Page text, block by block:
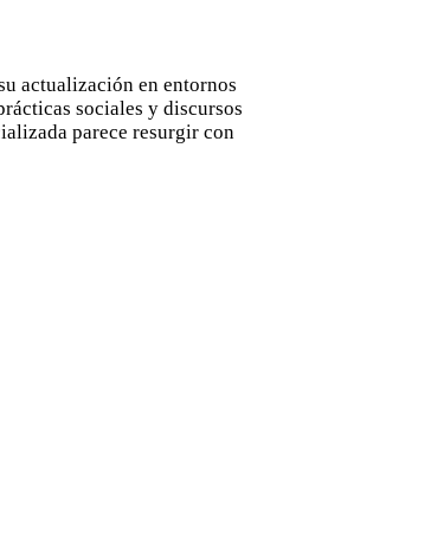
actualización en entornos
sociales y discursos
parece resurgir con